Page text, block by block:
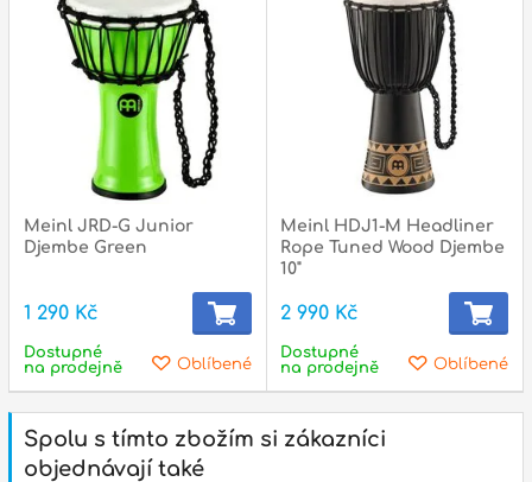
Meinl JRD-G Junior
Djembe Green
1 290 Kč
Oblíbené
Dostupné
na prodejně
Meinl HDJ1-M Headliner
Rope Tuned Wood Djembe
10"
2 990 Kč
Oblíbené
Dostupné
na prodejně
Spolu s tímto zbožím si zákazníci
objednávají také